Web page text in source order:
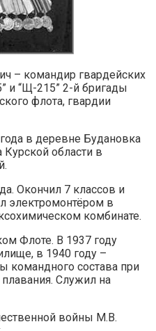
– командир гвардейских
и “Щ-215” 2-й бригады
флота, гвардии
в деревне Будановка
Курской области в
Окончил 7 классов и
электромонтёром в
комбинате.
Флоте. В 1937 году
в 1940 году –
командного состава при
Служил на
войны М.В.